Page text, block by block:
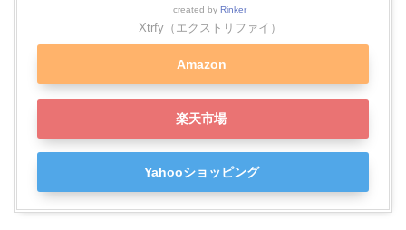
created by Rinker
Xtrfy（エクストリファイ）
Amazon
楽天市場
Yahooショッピング